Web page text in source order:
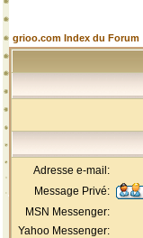
grioo.com Index du Forum
Adresse e-mail:
Message Privé:
MSN Messenger:
Yahoo Messenger: